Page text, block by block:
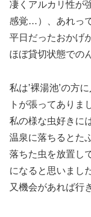
凄くアルカリ性が
感覚…）、あれっ
平日だったおかげ
ほぼ貸切状態での
私は’裸湯池’の方
トが張ってありま
私の様な虫好きに
温泉に落ちるとた
落ちた虫を放置し
になると思いまし
又機会があれば行